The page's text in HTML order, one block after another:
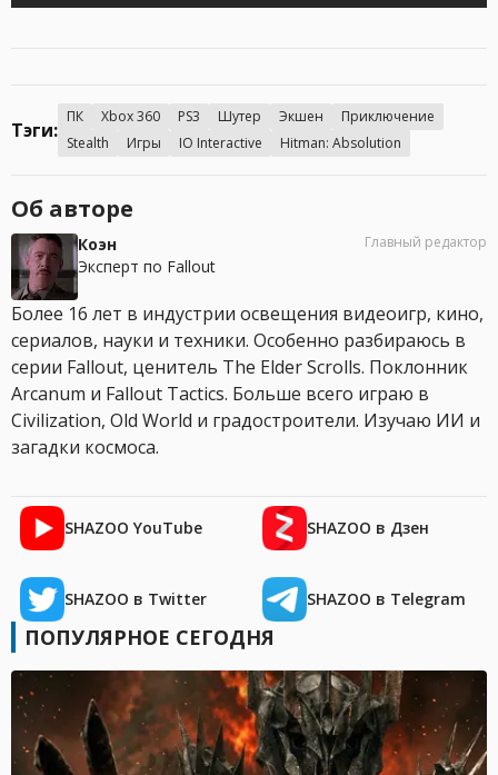
Тэги:
ПК Xbox 360 PS3 Шутер Экшен
Приключение
Stealth
Игры IO Interactive Hitman: Absolution
Об авторе
Коэн
Эксперт по Fallout
Главный редактор
Более 16 лет в индустрии освещения видеоигр, кино,
сериалов, науки и техники. Особенно разбираюсь в
серии Fallout, ценитель The Elder Scrolls. Поклонник
Arcanum и Fallout Tactics. Больше всего играю в
Civilization, Old World и градостроители. Изучаю ИИ и
загадки космоса.
SHAZOO YouTube SHAZOO в Дзен
SHAZOO в Twitter SHAZOO в Telegram
ПОПУЛЯРНОЕ СЕГОДНЯ